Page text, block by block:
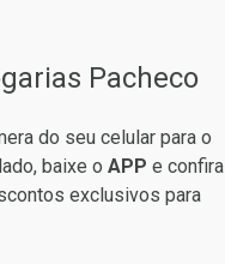
Pacheco
do seu celular para o
baixe o APP e confira
exclusivos para